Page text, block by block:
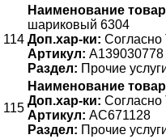
114
Наименование
шариковый 6304
Доп.хар-ки: Согласно
Артикул: A139030778
Раздел: Прочие
115
Наименование
Доп.хар-ки: Согласно
Артикул: AC671128
Раздел: Прочие